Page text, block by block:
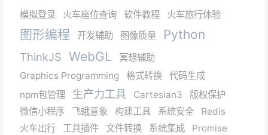
模拟登录 火车座位查询 软件教程 火车旅行体验
图形编程 开发辅助 图像质量 Python
ThinkJS WebGL
冥想辅助
Graphics Programming
格式转换
代码生成
npm包管理
生产力工具 Cartesian3
版权保护
微信小程序
飞蛾意象 构建工具 系统安全
Redis
火车出行
工具插件 文件转换 系统集成
Promise